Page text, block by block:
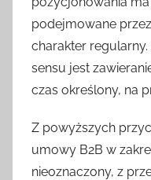
podejmowane
charakter
sensu jest
czas określony, na
Z powyższych
umowy B2B w
nieoznaczony, z